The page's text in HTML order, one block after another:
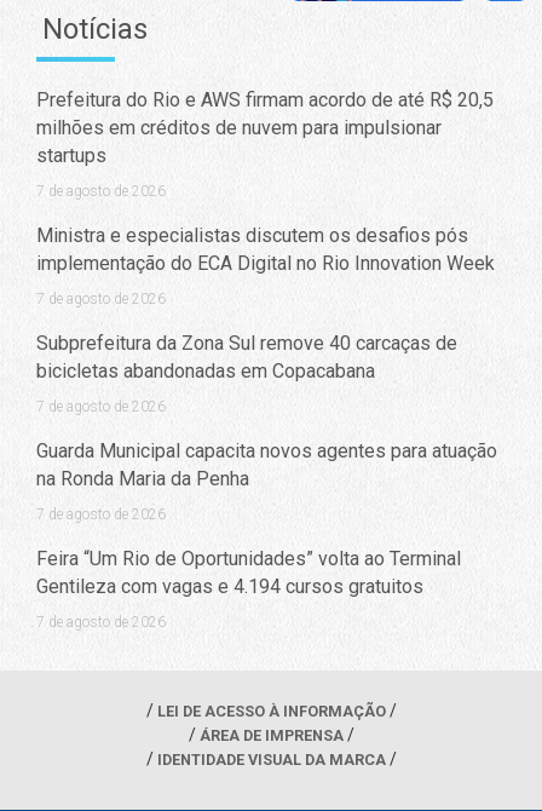
Notícias
Prefeitura do Rio e AWS firmam acordo de até R$ 20,5
milhões em créditos de nuvem para impulsionar
startups
7 de agosto de 2026
Ministra e especialistas discutem os desafios pós
implementação do ECA Digital no Rio Innovation Week
7 de agosto de 2026
Subprefeitura da Zona Sul remove 40 carcaças de
bicicletas abandonadas em Copacabana
7 de agosto de 2026
Guarda Municipal capacita novos agentes para atuação
na Ronda Maria da Penha
7 de agosto de 2026
Feira “Um Rio de Oportunidades” volta ao Terminal
Gentileza com vagas e 4.194 cursos gratuitos
7 de agosto de 2026
LEI DE ACESSO À INFORMAÇÃO
ÁREA DE IMPRENSA
IDENTIDADE VISUAL DA MARCA